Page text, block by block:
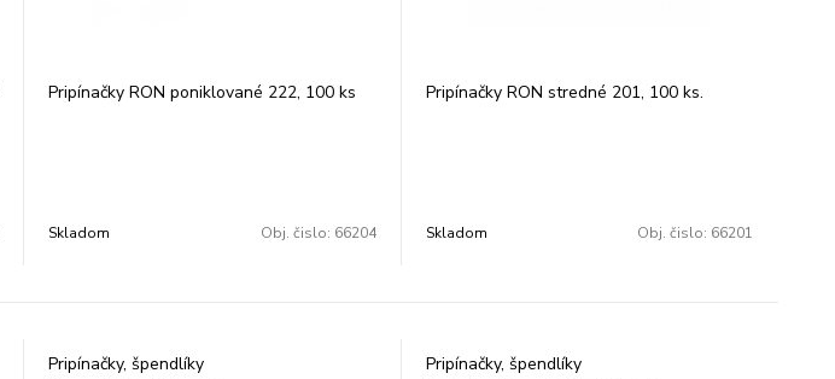
Pripínačky RON poniklované 222, 100 ks
Skladom Obj. čislo: 66204
Pripínačky RON stredné 201, 100 ks.
Skladom Obj. čislo: 66201
Pripínačky, špendlíky Pripínačky, špendlíky